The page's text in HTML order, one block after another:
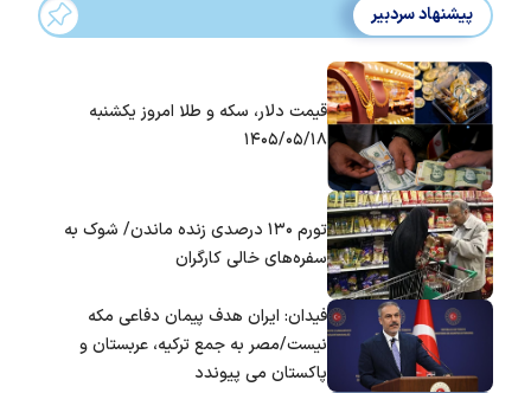
پیشنهاد سردبیر
قیمت دلار، سکه و طلا امروز یکشنبه
۱۴۰۵/۰۵/۱۸
تورم ۱۳۰ درصدی زنده ماندن/ شوک به
سفره‌های خالی کارگران
فیدان: ایران هدف پیمان دفاعی مکه
نیست/مصر به جمع ترکیه، عربستان و
پاکستان می پیوندد